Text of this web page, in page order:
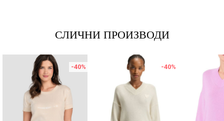
СЛИЧНИ ПРОИЗВОДИ
-40% -40%